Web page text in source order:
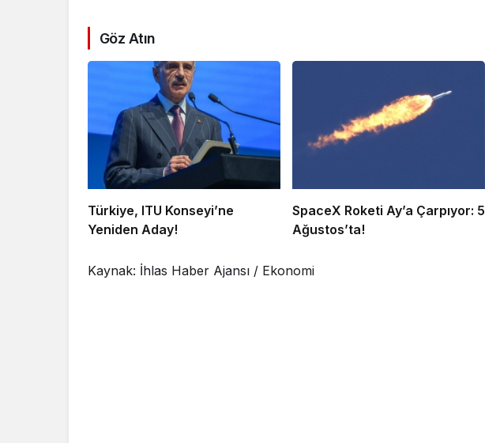
Göz Atın
Türkiye, ITU Konseyi’ne
Yeniden Aday!
SpaceX Roketi Ay’a Çarpıyor: 5
Ağustos’ta!
Kaynak: İhlas Haber Ajansı / Ekonomi